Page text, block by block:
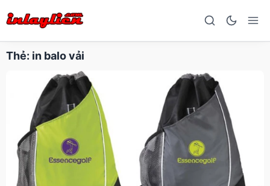
Thẻ: in balo vải